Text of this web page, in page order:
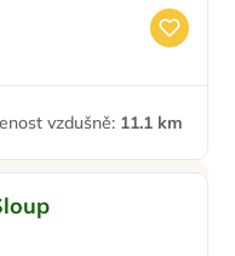
vzdušně: 11.1 km